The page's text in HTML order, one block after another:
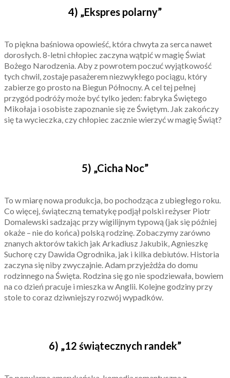
4) „Ekspres polarny”
To piękna baśniowa opowieść, która chwyta za serca nawet
dorosłych. 8-letni chłopiec zaczyna wątpić w magię Świat
Bożego Narodzenia. Aby z powrotem poczuć wyjątkowość
tych chwil, zostaje pasażerem niezwykłego pociągu, który
zabierze go prosto na Biegun Północny. A cel tej pełnej
przygód podróży może być tylko jeden: fabryka Świętego
Mikołaja i osobiste zapoznanie się ze Świętym. Jak zakończy
się ta wycieczka, czy chłopiec zacznie wierzyć w magię Świąt?
5) „Cicha Noc”
To w miarę nowa produkcja, bo pochodząca z ubiegłego roku.
Co więcej, świąteczną tematykę podjął polski reżyser Piotr
Domalewski sadzając przy wigilijnym typową (jak się później
okaże – nie do końca) polską rodzinę. Zobaczymy zarówno
znanych aktorów takich jak Arkadiusz Jakubik, Agnieszkę
Suchorę czy Dawida Ogrodnika, jak i kilka debiutów. Historia
zaczyna się niby zwyczajnie. Adam przyjeżdża do domu
rodzinnego na Święta. Rodzina się go nie spodziewała, bowiem
na co dzień pracuje i mieszka w Anglii. Kolejne godziny przy
stole to coraz dziwniejszy rozwój wypadków.
6) „12 świątecznych randek”